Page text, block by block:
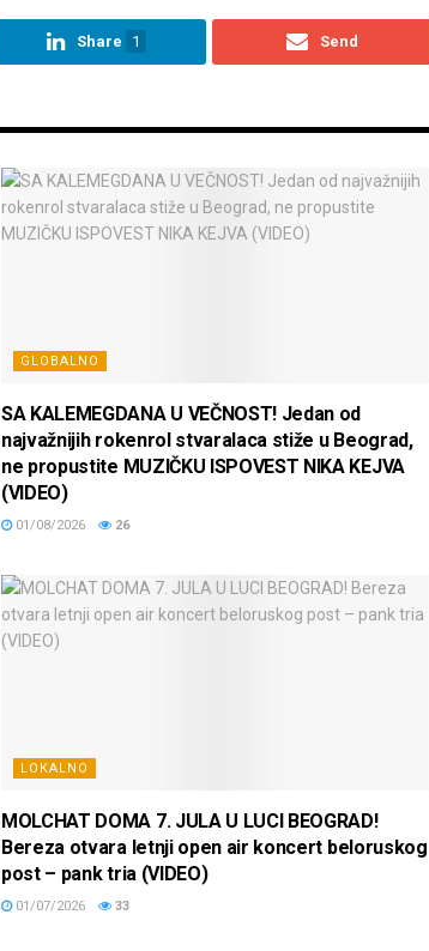
Share 1 Send
GLOBALNO
SA KALEMEGDANA U VEČNOST! Jedan od
najvažnijih rokenrol stvaralaca stiže u Beograd,
ne propustite MUZIČKU ISPOVEST NIKA KEJVA
(VIDEO)
01/08/2026 26
LOKALNO
MOLCHAT DOMA 7. JULA U LUCI BEOGRAD!
Bereza otvara letnji open air koncert beloruskog
post – pank tria (VIDEO)
01/07/2026 33